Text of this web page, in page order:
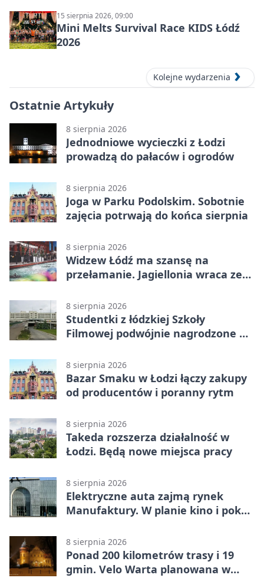
15 sierpnia 2026, 09:00
Mini Melts Survival Race KIDS Łódź
2026
Kolejne wydarzenia
Ostatnie Artykuły
8 sierpnia 2026
Jednodniowe wycieczki z Łodzi
prowadzą do pałaców i ogrodów
8 sierpnia 2026
Joga w Parku Podolskim. Sobotnie
zajęcia potrwają do końca sierpnia
8 sierpnia 2026
Widzew Łódź ma szansę na
przełamanie. Jagiellonia wraca ze
8 sierpnia 2026
Studentki z łódzkiej Szkoły
Filmowej podwójnie nagrodzone na
8 sierpnia 2026
Bazar Smaku w Łodzi łączy zakupy
od producentów i poranny rytm
8 sierpnia 2026
Takeda rozszerza działalność w
Łodzi. Będą nowe miejsca pracy
8 sierpnia 2026
Elektryczne auta zajmą rynek
Manufaktury. W planie kino i pokaz
8 sierpnia 2026
Ponad 200 kilometrów trasy i 19
gmin. Velo Warta planowana w